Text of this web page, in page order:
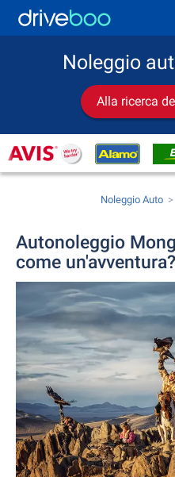
Noleggio
Alla ricerca
Noleggio Auto
Autonoleggio
come un'avventura?